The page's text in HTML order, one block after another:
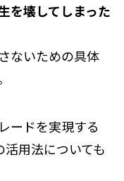
を壊してしまった
ないための具体
ードを実現する
用法についても